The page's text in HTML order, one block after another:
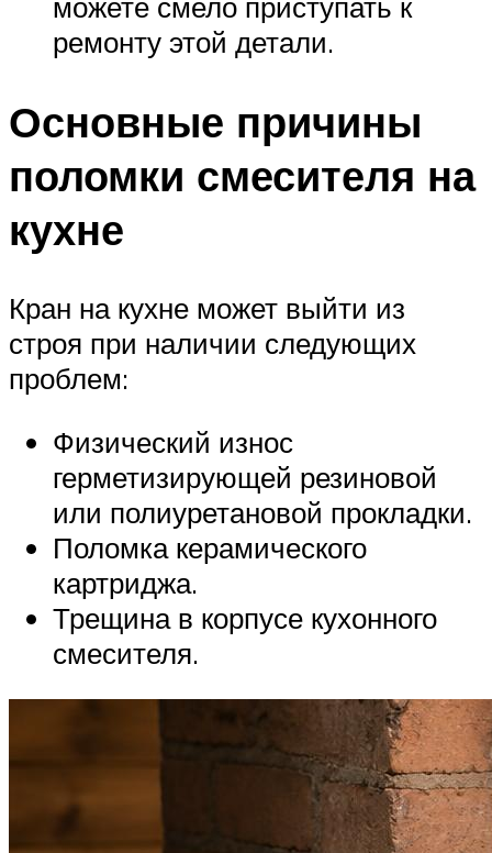
ремонту этой детали.
Основные причины
поломки смесителя на
кухне
Кран на кухне может выйти из
строя при наличии следующих
проблем:
Физический износ
герметизирующей резиновой
или полиуретановой прокладки.
Поломка керамического
картриджа.
Трещина в корпусе кухонного
смесителя.